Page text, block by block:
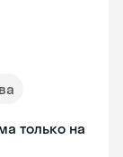
только на